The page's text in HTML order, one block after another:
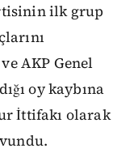
ilk grup
AKP Genel
oy kaybına
İttifakı olarak